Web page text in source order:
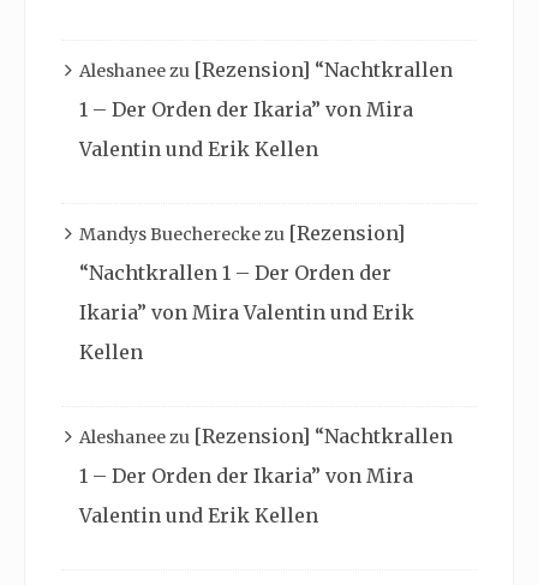
Aleshaneezu [Rezension] “Nachtkrallen
1 – Der Orden der Ikaria” von Mira
Valentin und Erik Kellen
Mandys Buechereckezu [Rezension]
“Nachtkrallen 1 – Der Orden der
Ikaria” von Mira Valentin und Erik
Kellen
Aleshaneezu [Rezension] “Nachtkrallen
1 – Der Orden der Ikaria” von Mira
Valentin und Erik Kellen